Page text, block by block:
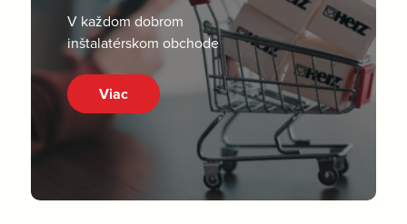
V každom dobrom
inštalatérskom obchode
Viac